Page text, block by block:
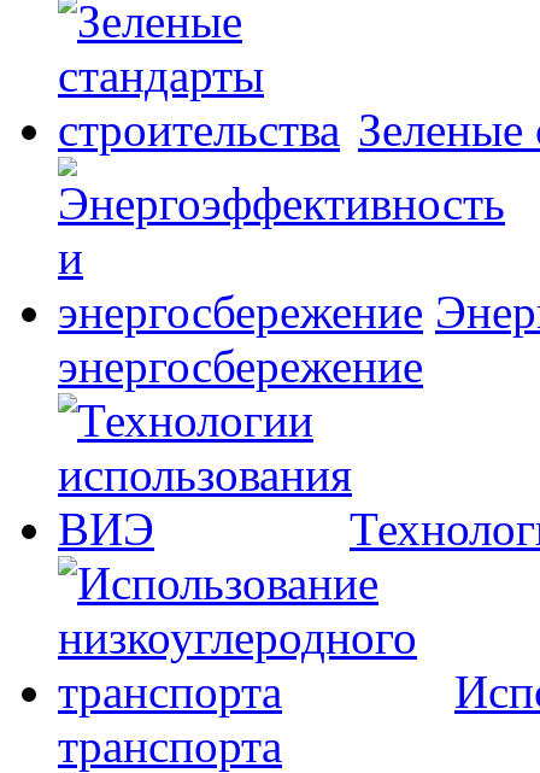
Зеленые
энергосбережение
транспорта